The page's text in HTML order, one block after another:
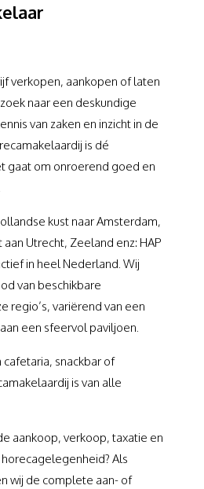
verkopen, aankopen of laten
naar een deskundige
van zaken en inzicht in de
is dé
gaat om onroerend goed en
kust naar Amsterdam,
Utrecht, Zeeland enz: HAP
in heel Nederland. Wij
van beschikbare
regio’s, variërend van een
een sfeervol paviljoen.
cafetaria, snackbar of
is van alle
aankoop, verkoop, taxatie en
Als
wij de complete aan- of